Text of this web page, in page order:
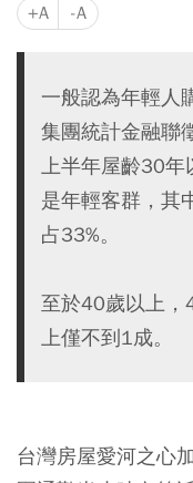
+A -A
一般認為年輕人
集團統計金融聯
上半年屋齡30年
是年輕客群，其
占33%。
至於40歲以上
上僅不到1成。
台灣房屋愛河之心